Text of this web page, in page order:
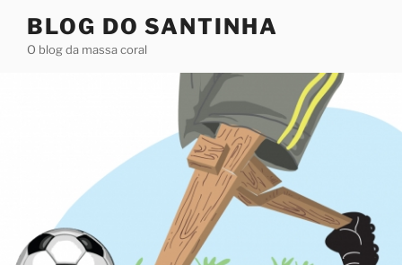
BLOG DO SANTINHA
O blog da massa coral